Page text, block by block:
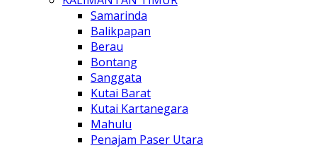
Samarinda
Balikpapan
Berau
Bontang
Sanggata
Kutai Barat
Kutai Kartanegara
Mahulu
Penajam Paser Utara